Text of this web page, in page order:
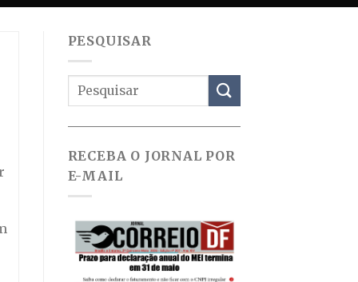
PESQUISAR
RECEBA O JORNAL POR
E-MAIL